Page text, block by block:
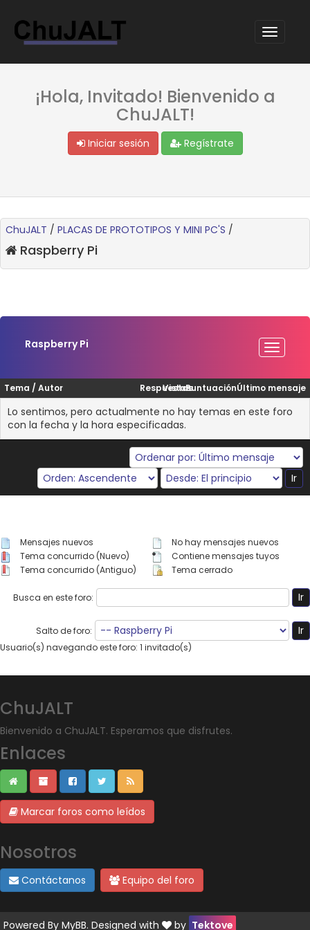
¡Hola, Invitado! Bienvenido a
ChuJALT!
Iniciar sesión Regístrate
ChuJALT / PLACAS DE PROTOTIPOS Y MINI PC'S /
Raspberry Pi
Raspberry Pi
Tema / Autor Respuestas
VistasPuntuaciónÚltimo mensaje
Lo sentimos, pero actualmente no hay temas en este foro
con la fecha y la hora especificadas.
Mensajes nuevos
Tema concurrido (Nuevo)
Tema concurrido (Antiguo)
No hay mensajes nuevos
Contiene mensajes tuyos
Tema cerrado
Busca en este foro:
Salto de foro:
Usuario(s) navegando este foro: 1 invitado(s)
ChuJALT
Bienvenido a ChuJALT. Esperamos que disfrutes.
Enlaces
Marcar foros como leídos
Nosotros
Contáctanos Equipo del foro
Powered By MyBB. Designed with by Tektove